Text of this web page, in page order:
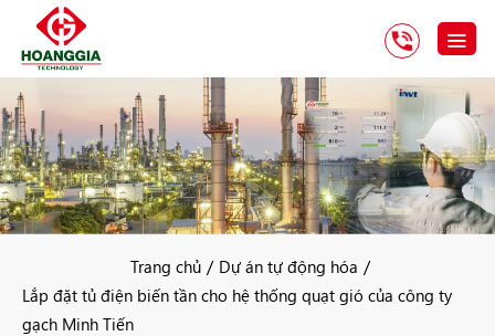
Trang chủ / Dự án tự động hóa /
Lắp đặt tủ điện biến tần cho hệ thống quạt gió của công ty
gạch Minh Tiến